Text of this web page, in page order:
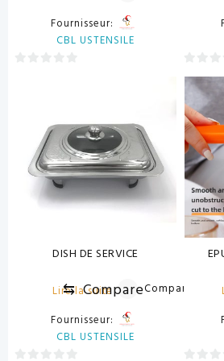
Fournisseur:
CBL USTENSILE
0
sur
5
DISH DE SERVICE
Lire la suite
⇆ CompareCompare
Fournisseur:
CBL USTENSILE